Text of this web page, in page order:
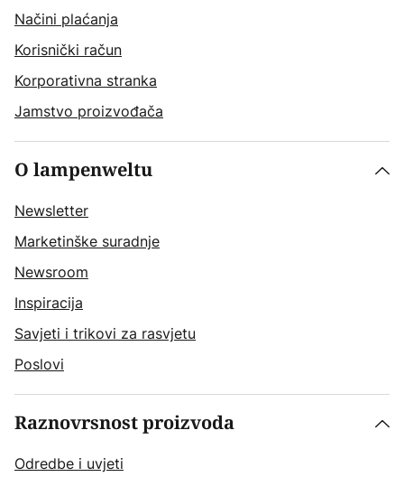
Načini plaćanja
Korisnički račun
Korporativna stranka
Jamstvo proizvođača
O lampenweltu
Newsletter
Marketinške suradnje
Newsroom
Inspiracija
Savjeti i trikovi za rasvjetu
Poslovi
Raznovrsnost proizvoda
Odredbe i uvjeti